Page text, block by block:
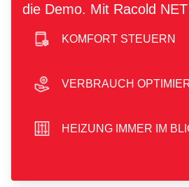
die Demo. Mit Racold
KOMFORT STEUERN
VERBRAUCH
HEIZUNG IMMER IM